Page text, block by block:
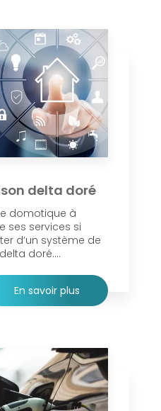
delta doré
domotique à
ses services si
d’un système de
doré....
En savoir plus